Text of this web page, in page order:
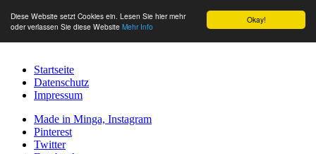
Okay!
Diese Website setzt Cookies ein. Lesen Sie hier mehr
oder verlassen Sie diese Website Mehr Info
Startseite
Datenschutz
Impressum
Made in Minga, Instagram
Pinterest
Twitter